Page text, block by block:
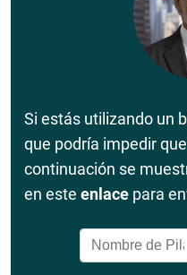
Si estás utilizando un
que podría impedir
continuación se
en este enlace para